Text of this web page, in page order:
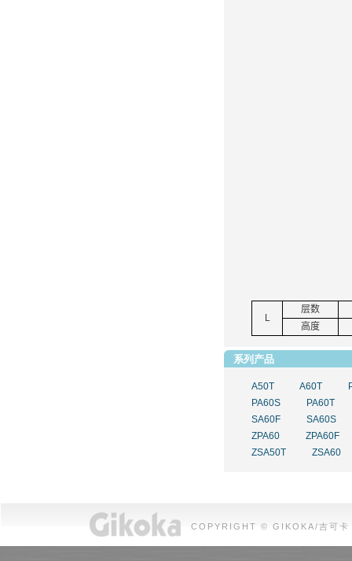
L
层数
高度
系列产品
A50T A60T
PA60S
PA60T
SA60F
SA60S
ZPA60
ZPA60F
ZSA50T
ZSA60
COPYRIGHT © GIKOKA/吉可